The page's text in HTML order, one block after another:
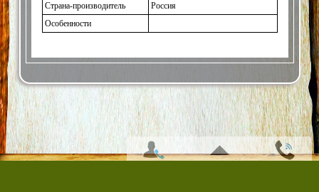
Страна-производитель
Россия
Особенности